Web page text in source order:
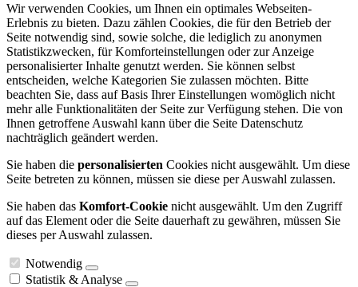
Wir verwenden Cookies, um Ihnen ein optimales Webseiten-
Erlebnis zu bieten. Dazu zählen Cookies, die für den Betrieb der
Seite notwendig sind, sowie solche, die lediglich zu anonymen
Statistikzwecken, für Komforteinstellungen oder zur Anzeige
personalisierter Inhalte genutzt werden. Sie können selbst
entscheiden, welche Kategorien Sie zulassen möchten. Bitte
beachten Sie, dass auf Basis Ihrer Einstellungen womöglich nicht
mehr alle Funktionalitäten der Seite zur Verfügung stehen. Die von
Ihnen getroffene Auswahl kann über die Seite Datenschutz
nachträglich geändert werden.
Sie haben die personalisierten Cookies nicht ausgewählt. Um diese
Seite betreten zu können, müssen sie diese per Auswahl zulassen.
Sie haben das Komfort-Cookie nicht ausgewählt. Um den Zugriff
auf das Element oder die Seite dauerhaft zu gewähren, müssen Sie
dieses per Auswahl zulassen.
Notwendig
Statistik & Analyse